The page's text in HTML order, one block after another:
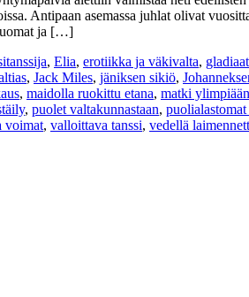
Antipaan asemassa juhlat olivat
ja […]
, Elia, erotiikka ja väkivalta,
, Jack Miles, jäniksen sikiö,
, maidolla ruokittu etana, matki ylimpiään
, puolet valtakunnastaan,
voimat, valloittava tanssi, vedellä